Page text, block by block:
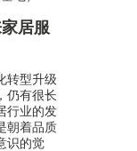
居服
转型升级
仍有很长
行业的发
朝着品质
识的觉